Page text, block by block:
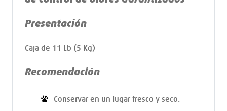
Presentación
Caja de 11 Lb (5 Kg)
Recomendación
Conservar en un lugar fresco y seco.